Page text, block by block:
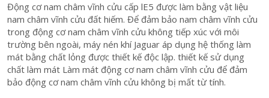
Động cơ nam châm vĩnh cửu cấp lE5 được làm bằng vật liệu
nam châm vĩnh cửu đất hiếm. Để đảm bảo nam châm vĩnh cửu
trong động cơ nam châm vĩnh cửu không tiếp xúc với môi
trường bên ngoài, máy nén khí Jaguar áp dụng hệ thống làm
mát bằng chất lỏng được thiết kế độc lập. thiết kế sử dụng
chất làm mát Làm mát động cơ nam châm vĩnh cửu để đảm
bảo động cơ nam châm vĩnh cửu không bị mất từ ​​tính.